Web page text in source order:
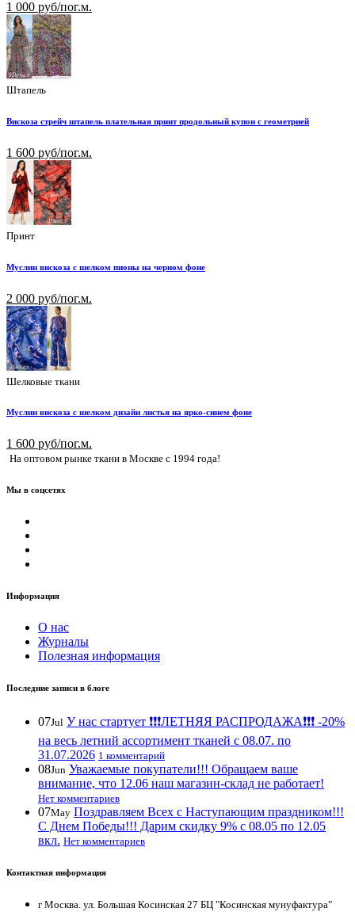
1 000 руб/пог.м.
Штапель
Вискоза стрейч штапель плательная принт продольный купон с геометрией
1 600 руб/пог.м.
Принт
Муслин вискоза с шелком пионы на черном фоне
2 000 руб/пог.м.
Шелковые ткани
Муслин вискоза с шелком дизайн листья на ярко-синем фоне
1 600 руб/пог.м.
На оптовом рынке ткани в Москве с 1994 года!
Мы в соцсетях
Информация
О нас
Журналы
Полезная информация
Последние записи в блоге
07Jul У нас стартует ❗️❗️❗️ЛЕТНЯЯ РАСПРОДАЖА❗️❗️❗️ -20%
на весь летний ассортимент тканей с 08.07. по
31.07.2026 1 комментарий
08Jun Уважаемые покупатели!!! Обращаем ваше
внимание, что 12.06 наш магазин-склад не работает!
Нет комментариев
07May Поздравляем Всех с Наступающим праздником!!!
С Днем Победы!!! Дарим скидку 9% с 08.05 по 12.05
вкл. Нет комментариев
Контактная информация
г Москва. ул. Большая Косинская 27 БЦ "Косинская мунуфактура"